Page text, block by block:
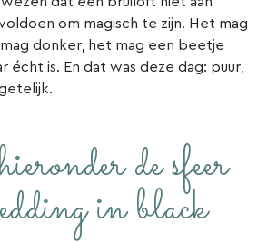
om magisch te zijn. Het mag
donker, het mag een beetje
écht is. En dat was deze dag: puur,
de sfeer
in black